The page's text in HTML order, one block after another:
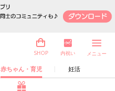
赤ちゃん・育児 妊活
SHOP 内祝い メニュー